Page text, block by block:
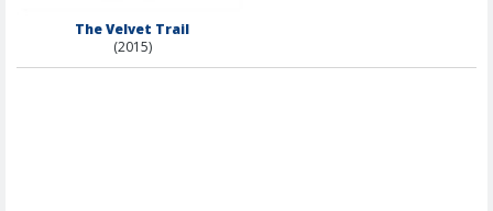
The Velvet Trail
(2015)